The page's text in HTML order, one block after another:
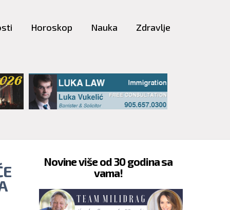
Horoskop Nauka Zdravlje
Novine više od 30 godina sa
vama!